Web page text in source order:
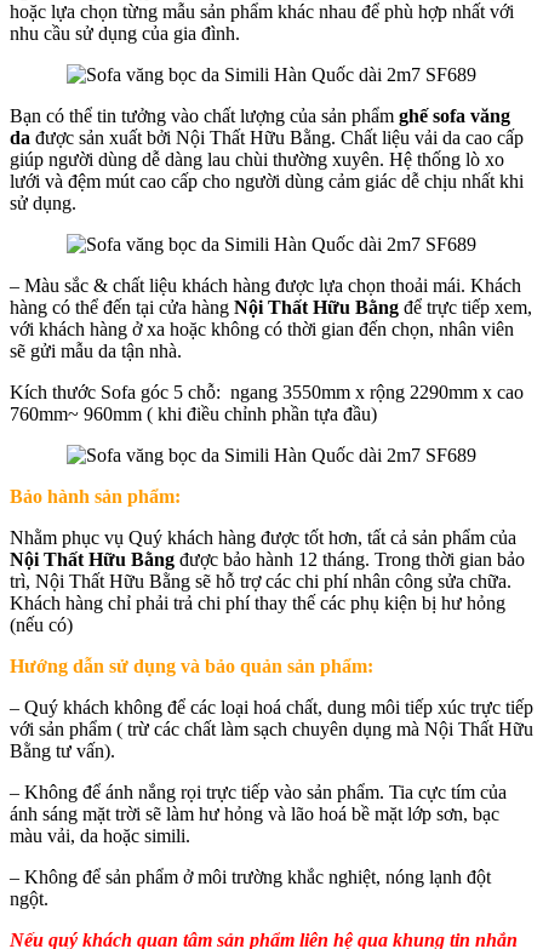
hoặc lựa chọn từng mẫu sản phẩm khác nhau để phù hợp nhất với
nhu cầu sử dụng của gia đình.
Bạn có thể tin tưởng vào chất lượng của sản phẩm ghế sofa văng
da được sản xuất bởi Nội Thất Hữu Bằng. Chất liệu vải da cao cấp
giúp người dùng dễ dàng lau chùi thường xuyên. Hệ thống lò xo
lưới và đệm mút cao cấp cho người dùng cảm giác dễ chịu nhất khi
sử dụng.
– Màu sắc & chất liệu khách hàng được lựa chọn thoải mái. Khách
hàng có thể đến tại cửa hàng Nội Thất Hữu Bằng để trực tiếp xem,
với khách hàng ở xa hoặc không có thời gian đến chọn, nhân viên
sẽ gửi mẫu da tận nhà.
Kích thước Sofa góc 5 chỗ: ngang 3550mm x rộng 2290mm x cao
760mm~ 960mm ( khi điều chỉnh phần tựa đầu)
Bảo hành sản phẩm:
Nhằm phục vụ Quý khách hàng được tốt hơn, tất cả sản phẩm của
Nội Thất Hữu Bằng được bảo hành 12 tháng. Trong thời gian bảo
trì, Nội Thất Hữu Bằng sẽ hỗ trợ các chi phí nhân công sửa chữa.
Khách hàng chỉ phải trả chi phí thay thế các phụ kiện bị hư hỏng
(nếu có)
Hướng dẫn sử dụng và bảo quản sản phẩm:
– Quý khách không để các loại hoá chất, dung môi tiếp xúc trực tiếp
với sản phẩm ( trừ các chất làm sạch chuyên dụng mà Nội Thất Hữu
Bằng tư vấn).
– Không để ánh nắng rọi trực tiếp vào sản phẩm. Tia cực tím của
ánh sáng mặt trời sẽ làm hư hỏng và lão hoá bề mặt lớp sơn, bạc
màu vải, da hoặc simili.
– Không để sản phẩm ở môi trường khắc nghiệt, nóng lạnh đột
ngột.
Nếu quý khách quan tâm sản phẩm liên hệ qua khung tin nhắn